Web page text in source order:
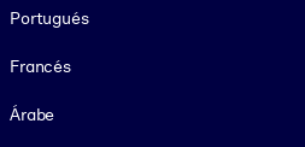
Portugués
Francés
Árabe